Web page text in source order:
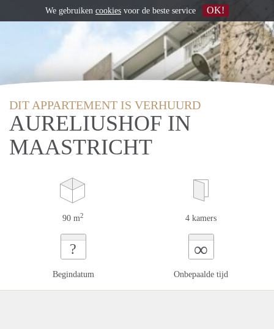
DIT APPARTEMENT IS VERHUURD
AURELIUSHOF IN
MAASTRICHT
90 m2 4 kamers
?
Begindatum
∞
Onbepaalde tijd
We gebruiken cookies voor de beste service OK!